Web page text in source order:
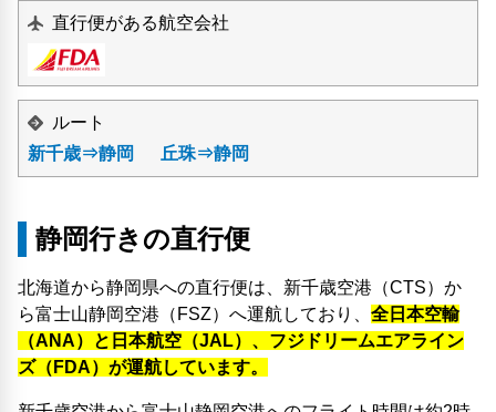
直行便がある航空会社
ルート
新千歳⇒静岡
丘珠⇒静岡
静岡行きの直行便
北海道から静岡県への直行便は、新千歳空港（CTS）か
ら富士山静岡空港（FSZ）へ運航しており、 全日本空輸
（ANA）と日本航空（JAL）、フジドリームエアライン
ズ（FDA）が運航しています。